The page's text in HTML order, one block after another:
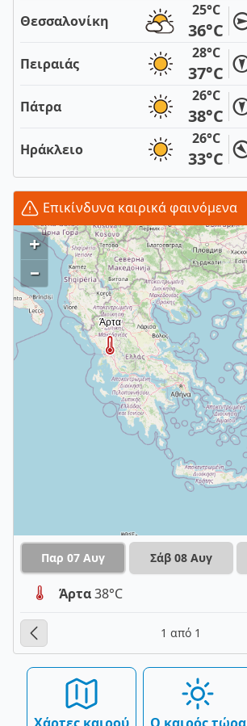
Θεσσαλονίκη
25°C
36°C
Πειραιάς
28°C
37°C
Πάτρα
26°C
38°C
Ηράκλειο
26°C
33°C
Επικίνδυνα καιρικά φαινόμενα
+
–
Παρ 07 Αυγ Σάβ 08 Αυγ
Άρτα38°C
1 από 1